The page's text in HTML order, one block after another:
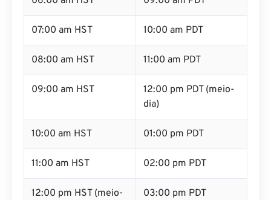
07:00 am HST 10:00 am PDT
08:00 am HST 11:00 am PDT
09:00 am HST
12:00 pm PDT (meio-
dia)
10:00 am HST 01:00 pm PDT
11:00 am HST 02:00 pm PDT
12:00 pm HST (meio-
03:00 pm PDT